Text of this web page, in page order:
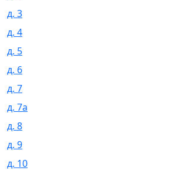
д. 3
д. 4
д. 5
д. 6
д. 7
д. 7а
д. 8
д. 9
д. 10